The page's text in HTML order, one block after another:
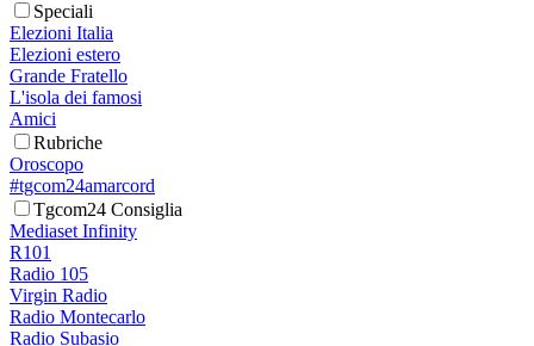
Speciali
Elezioni Italia
Elezioni estero
Grande Fratello
L'isola dei famosi
Amici
Rubriche
Oroscopo
#tgcom24amarcord
Tgcom24 Consiglia
Mediaset Infinity
R101
Radio 105
Virgin Radio
Radio Montecarlo
Radio Subasio